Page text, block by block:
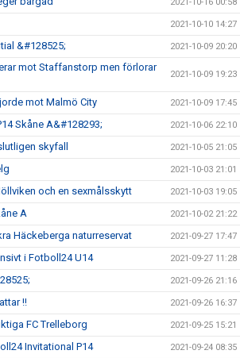
2021-10-10 14:27
&#128525; 2021-10-09 20:20
mot Staffanstorp men förlorar
2021-10-09 19:23
mot Malmö City 2021-10-09 17:45
Skåne A&#128293; 2021-10-06 22:10
skyfall 2021-10-05 21:05
2021-10-03 21:01
och en sexmålsskytt 2021-10-03 19:05
A 2021-10-02 21:22
Häckeberga naturreservat 2021-09-27 17:47
i Fotboll24 U14 2021-09-27 11:28
2021-09-26 21:16
!! 2021-09-26 16:37
FC Trelleborg 2021-09-25 15:21
Invitational P14 2021-09-24 08:35